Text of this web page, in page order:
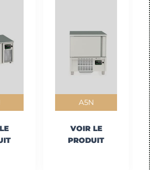
A5N
VOIR LE
PRODUIT